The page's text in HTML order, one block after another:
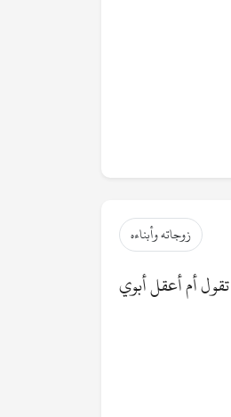
زوجاته وأبناءه
أم أعقل أبوي
سنة ست من